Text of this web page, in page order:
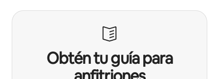
Obtén tu guía para